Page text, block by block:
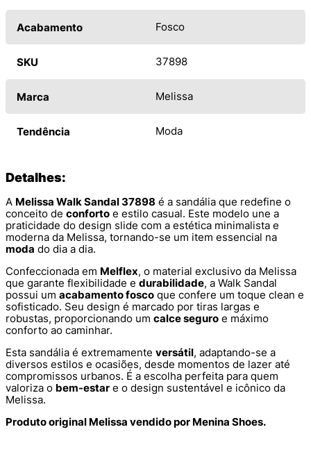
Acabamento Fosco
SKU 37898
Marca Melissa
Tendência Moda
Detalhes:
A Melissa Walk Sandal 37898 é a sandália que redefine o
conceito de conforto e estilo casual. Este modelo une a
praticidade do design slide com a estética minimalista e
moderna da Melissa, tornando-se um item essencial na
moda do dia a dia.
Confeccionada em Melflex, o material exclusivo da Melissa
que garante flexibilidade e durabilidade, a Walk Sandal
possui um acabamento fosco que confere um toque clean e
sofisticado. Seu design é marcado por tiras largas e
robustas, proporcionando um calce seguro e máximo
conforto ao caminhar.
Esta sandália é extremamente versátil, adaptando-se a
diversos estilos e ocasiões, desde momentos de lazer até
compromissos urbanos. É a escolha perfeita para quem
valoriza o bem-estar e o design sustentável e icônico da
Melissa.
Produto original Melissa vendido por Menina Shoes.